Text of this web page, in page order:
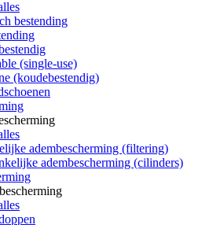
bestending
(single-use)
(koudebestendig)
adembescherming (filtering)
adembescherming (cilinders)